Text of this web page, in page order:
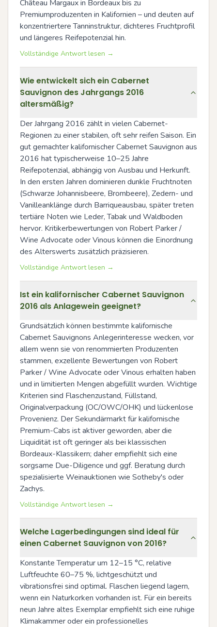
Château Margaux in Bordeaux bis zu
Premiumproduzenten in Kalifornien – und deuten auf
konzentriertere Tanninstruktur, dichteres Fruchtprofil
und längeres Reifepotenzial hin.
Vollständige Antwort lesen →
Wie entwickelt sich ein Cabernet
Sauvignon des Jahrgangs 2016
altersmäßig?
Der Jahrgang 2016 zählt in vielen Cabernet-
Regionen zu einer stabilen, oft sehr reifen Saison. Ein
gut gemachter kalifornischer Cabernet Sauvignon aus
2016 hat typischerweise 10–25 Jahre
Reifepotenzial, abhängig von Ausbau und Herkunft.
In den ersten Jahren dominieren dunkle Fruchtnoten
(Schwarze Johannisbeere, Brombeere), Zedern- und
Vanilleanklänge durch Barriqueausbau, später treten
tertiäre Noten wie Leder, Tabak und Waldboden
hervor. Kritikerbewertungen von Robert Parker /
Wine Advocate oder Vinous können die Einordnung
des Alterswerts zusätzlich präzisieren.
Vollständige Antwort lesen →
Ist ein kalifornischer Cabernet Sauvignon
2016 als Anlagewein geeignet?
Grundsätzlich können bestimmte kalifornische
Cabernet Sauvignons Anlegerinteresse wecken, vor
allem wenn sie von renommierten Produzenten
stammen, exzellente Bewertungen von Robert
Parker / Wine Advocate oder Vinous erhalten haben
und in limitierten Mengen abgefüllt wurden. Wichtige
Kriterien sind Flaschenzustand, Füllstand,
Originalverpackung (OC/OWC/OHK) und lückenlose
Provenienz. Der Sekundärmarkt für kalifornische
Premium-Cabs ist aktiver geworden, aber die
Liquidität ist oft geringer als bei klassischen
Bordeaux-Klassikern; daher empfiehlt sich eine
sorgsame Due-Diligence und ggf. Beratung durch
spezialisierte Weinauktionen wie Sotheby's oder
Zachys.
Vollständige Antwort lesen →
Welche Lagerbedingungen sind ideal für
einen Cabernet Sauvignon von 2016?
Konstante Temperatur um 12–15 °C, relative
Luftfeuchte 60–75 %, lichtgeschützt und
vibrationsfrei sind optimal. Flaschen liegend lagern,
wenn ein Naturkorken vorhanden ist. Für ein bereits
neun Jahre altes Exemplar empfiehlt sich eine ruhige
Klimakammer oder ein professionelles